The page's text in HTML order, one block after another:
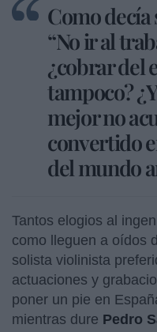
Como decía
“No ir al
¿cobrar del
tampoco?
mejor no
convertido
del mundo
Tantos elogios al
como lleguen a oídos
solista violinista
actuaciones y
poner un pie en
mientras dure Pedro